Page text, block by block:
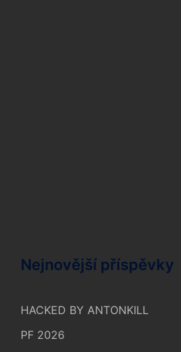
Nejnovější příspěvky
HACKED BY ANTONKILL
PF 2026